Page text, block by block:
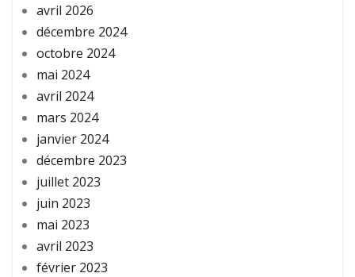
avril 2026
décembre 2024
octobre 2024
mai 2024
avril 2024
mars 2024
janvier 2024
décembre 2023
juillet 2023
juin 2023
mai 2023
avril 2023
février 2023